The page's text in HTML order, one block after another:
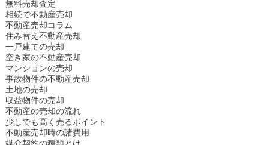
無料売却査定
相続で不動産売却
不動産売却コラム
住み替え不動産売却
一戸建ての売却
空き家の不動産売却
マンションの売却
事故物件の不動産売却
土地の売却
収益物件の売却
不動産の売却の流れ
少しでも高く売るポイント
不動産売却時の諸費用